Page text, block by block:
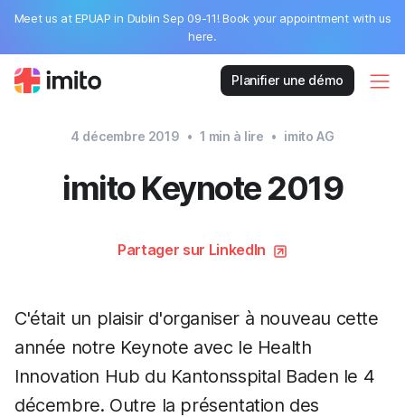
Meet us at EPUAP in Dublin Sep 09-11! Book your appointment with us
here.
Planifier une démo
4 décembre 2019 • 1 min à lire • imito AG
imito Keynote 2019
Partager sur LinkedIn
C'était un plaisir d'organiser à nouveau cette
année notre Keynote avec le Health
Innovation Hub du Kantonsspital Baden le 4
décembre. Outre la présentation des